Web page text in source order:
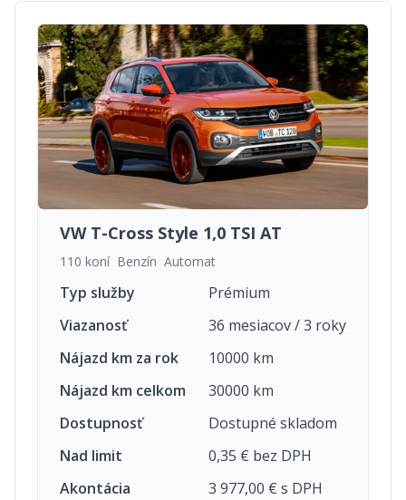
VW T-Cross Style 1,0 TSI AT
110 koní Benzín Automat
Typ služby
Prémium
Viazanosť
36 mesiacov / 3 roky
Nájazd km za rok
10000 km
Nájazd km celkom
30000 km
Dostupnosť
Dostupné skladom
Nad limit
0,35 € bez DPH
Akontácia
3 977,00 € s DPH